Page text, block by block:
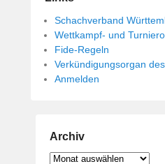
Schachverband
Wettkampf- und
Fide-Regeln
Verkündigungsorgan
Anmelden
Archiv
Archiv